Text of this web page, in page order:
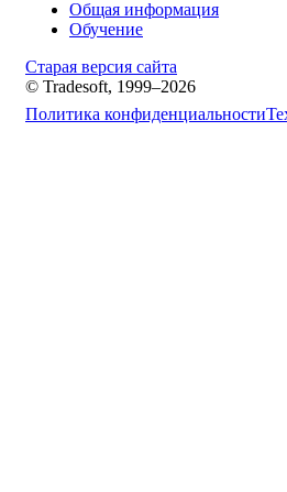
Общая информация
Обучение
Старая версия сайта
© Tradesoft, 1999–2026
Политика конфиденциальности